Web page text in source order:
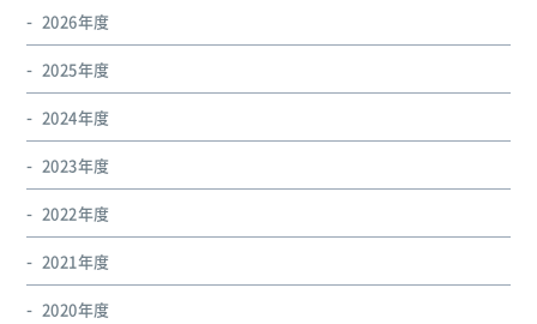
2026年度
2025年度
2024年度
2023年度
2022年度
2021年度
2020年度